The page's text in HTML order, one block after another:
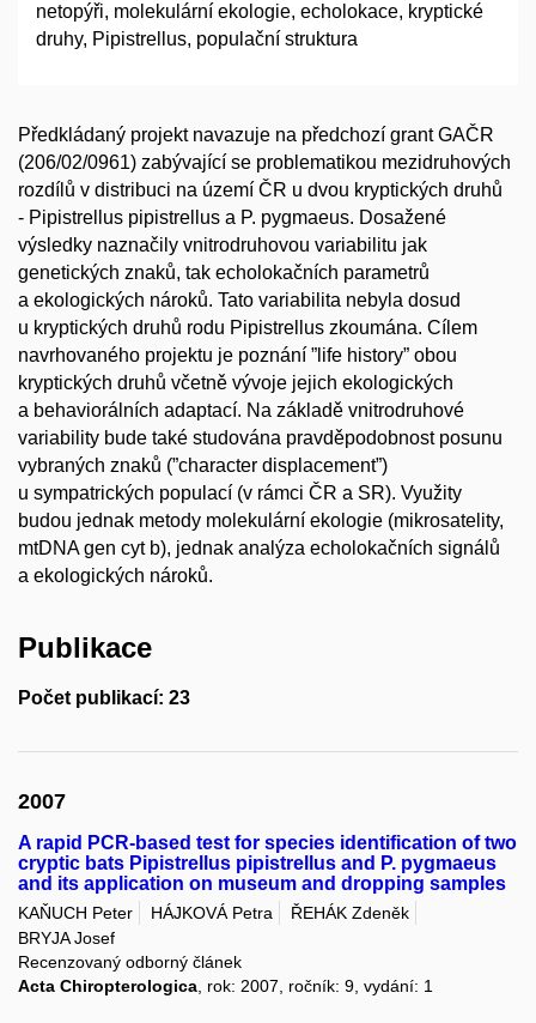
netopýři, molekulární ekologie, echolokace, kryptické
druhy, Pipistrellus, populační struktura
Předkládaný projekt navazuje na předchozí grant GAČR
(206/02/0961) zabývající se problematikou mezidruhových
rozdílů v distribuci na území ČR u dvou kryptických druhů
- Pipistrellus pipistrellus a P. pygmaeus. Dosažené
výsledky naznačily vnitrodruhovou variabilitu jak
genetických znaků, tak echolokačních parametrů
a ekologických nároků. Tato variabilita nebyla dosud
u kryptických druhů rodu Pipistrellus zkoumána. Cílem
navrhovaného projektu je poznání ”life history” obou
kryptických druhů včetně vývoje jejich ekologických
a behaviorálních adaptací. Na základě vnitrodruhové
variability bude také studována pravděpodobnost posunu
vybraných znaků (”character displacement”)
u sympatrických populací (v rámci ČR a SR). Využity
budou jednak metody molekulární ekologie (mikrosatelity,
mtDNA gen cyt b), jednak analýza echolokačních signálů
a ekologických nároků.
Publikace
Počet publikací: 23
2007
A rapid PCR-based test for species identification of two
cryptic bats Pipistrellus pipistrellus and P. pygmaeus
and its application on museum and dropping samples
KAŇUCH Peter HÁJKOVÁ Petra
ŘEHÁK Zdeněk
BRYJA Josef
Recenzovaný odborný článek
Acta Chiropterologica, rok: 2007, ročník: 9, vydání: 1